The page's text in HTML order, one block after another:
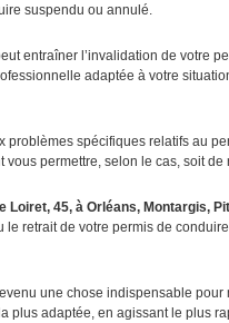
suspendu ou annulé.
entraîner l’invalidation de votre
adaptée à votre
spécifiques relatifs au
permettre, selon le cas, soit
Loiret, 45, à Orléans, Montargis,
retrait de votre permis de
une chose indispensable
plus adaptée, en agissant le